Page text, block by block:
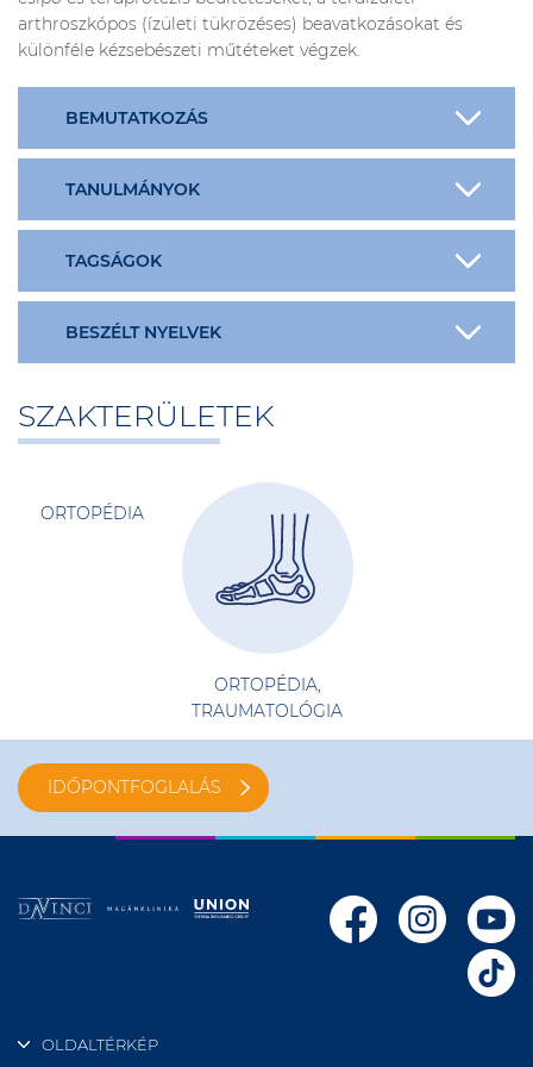
arthroszkópos (ízületi tükrözéses) beavatkozásokat és
különféle kézsebészeti műtéteket végzek.
BEMUTATKOZÁS
TANULMÁNYOK
TAGSÁGOK
BESZÉLT NYELVEK
SZAKTERÜLETEK
ORTOPÉDIA
ORTOPÉDIA,
TRAUMATOLÓGIA
IDŐPONTFOGLALÁS
OLDALTÉRKÉP